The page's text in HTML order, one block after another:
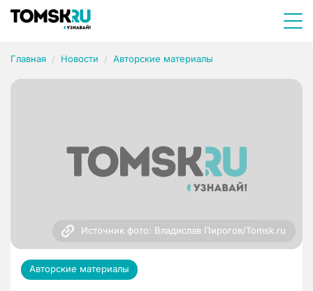
Главная Новости Авторские материалы
Источник фото: Владислав Пирогов/Tomsk.ru
Авторские материалы